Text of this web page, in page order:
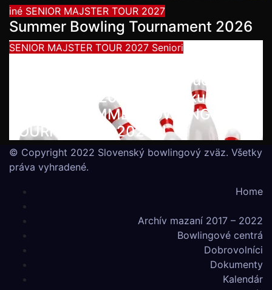
iné SENIOR MAJSTER TOUR 2027
Summer Bowling Tournament 2026
SENIOR MAJSTER TOUR 2027 Seniori
nominačných podujatí pre účasť na
MS seniorov 2027 v Thajsku
turnajom SUMMER BOWLING
TOURNAMENT 2026!!!
© Copyright 2022 Slovenský bowlingový zväz. Všetky
práva vyhradené.
Home
Archív mazaní 2017 – 2022
Bowlingové centrá
Dobrovolníci
Dokumenty
Kalendár